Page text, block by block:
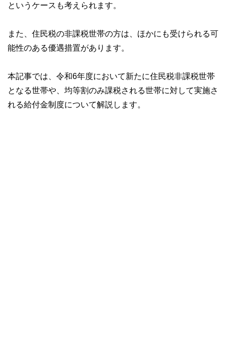
というケースも考えられます。
また、住民税の非課税世帯の方は、ほかにも受けられる可
能性のある優遇措置があります。
本記事では、令和6年度において新たに住民税非課税世帯
となる世帯や、均等割のみ課税される世帯に対して実施さ
れる給付金制度について解説します。